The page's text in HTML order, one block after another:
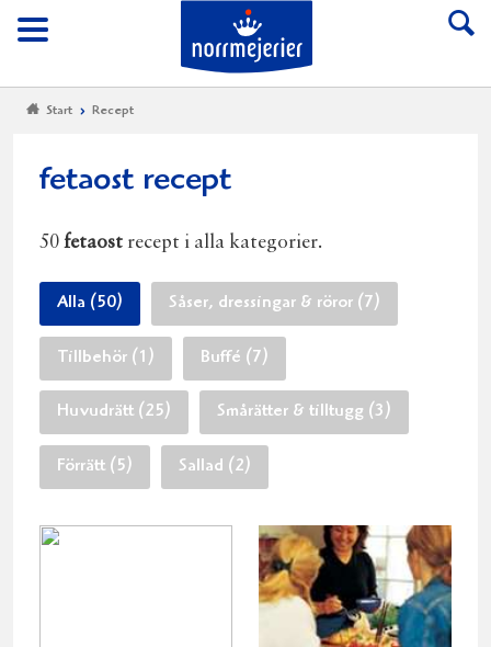
Meny
Till Norrmejerier
Start Recept
fetaost recept
50 fetaost recept i alla kategorier.
Alla (50) Såser, dressingar & röror (7)
Tillbehör (1) Buffé (7)
Huvudrätt (25) Smårätter & tilltugg (3)
Förrätt (5) Sallad (2)